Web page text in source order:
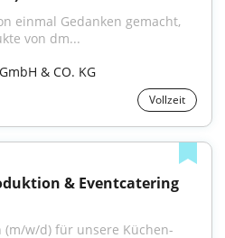
einmal Gedanken gemacht,
von dm...
& CO. KG
Vollzeit
& Eventcatering
(m/w/d) für unsere Küchen-